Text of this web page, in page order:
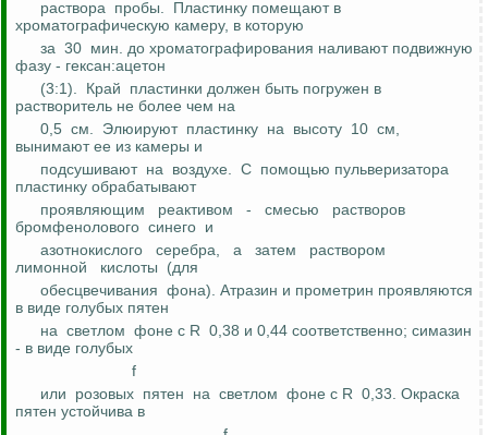
раствора пробы.
Пластинку помещают в
хроматографическую камеру, в которую
за 30 мин. до хроматографирования наливают подвижную
фазу - гексан:ацетон
(3:1).
Край
пластинки должен быть погружен в
растворитель не более чем на
0,5 см. Элюируют пластинку на высоту 10 см,
вынимают ее из камеры и
подсушивают на воздухе. С помощью пульверизатора
пластинку обрабатывают
проявляющим
реактивом - смесью
растворов
бромфенолового синего и
азотнокислого
серебра, а затем
раствором
лимонной
кислоты
(для
обесцвечивания фона). Атразин и прометрин проявляются
в виде голубых пятен
на светлом фоне с R 0,38 и 0,44 соответственно; симазин
- в виде голубых
f
или
розовых пятен на светлом фоне с R 0,33. Окраска
пятен устойчива в